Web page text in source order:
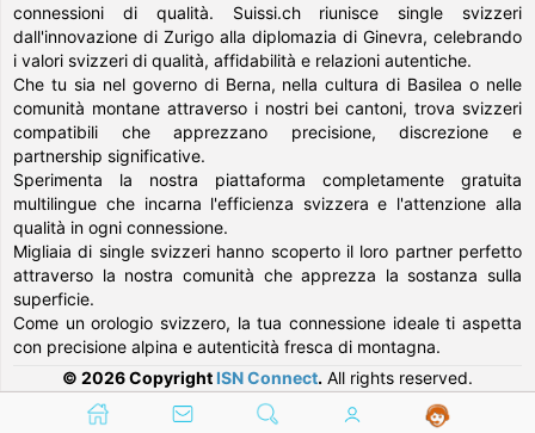
connessioni di qualità. Suissi.ch riunisce single svizzeri
dall'innovazione di Zurigo alla diplomazia di Ginevra, celebrando
i valori svizzeri di qualità, affidabilità e relazioni autentiche.
Che tu sia nel governo di Berna, nella cultura di Basilea o nelle
comunità montane attraverso i nostri bei cantoni, trova svizzeri
compatibili che apprezzano precisione, discrezione e
partnership significative.
Sperimenta la nostra piattaforma completamente gratuita
multilingue che incarna l'efficienza svizzera e l'attenzione alla
qualità in ogni connessione.
Migliaia di single svizzeri hanno scoperto il loro partner perfetto
attraverso la nostra comunità che apprezza la sostanza sulla
superficie.
Come un orologio svizzero, la tua connessione ideale ti aspetta
con precisione alpina e autenticità fresca di montagna.
© 2026 Copyright ISN Connect. All rights reserved.